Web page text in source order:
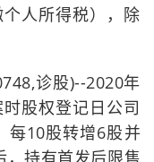
人所得税），除
诊股)--2020年
股权登记日公司
每10股转增6股并
，持有首发后限售